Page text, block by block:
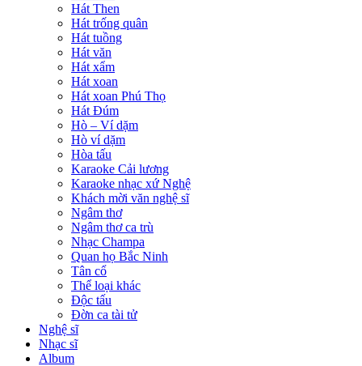
Hát Then
Hát trống quân
Hát tuồng
Hát văn
Hát xẩm
Hát xoan
Hát xoan Phú Thọ
Hát Đúm
Hò – Ví dặm
Hò ví dặm
Hòa tấu
Karaoke Cải lương
Karaoke nhạc xứ Nghệ
Khách mời văn nghệ sĩ
Ngâm thơ
Ngâm thơ ca trù
Nhạc Champa
Quan họ Bắc Ninh
Tân cổ
Thể loại khác
Độc tấu
Đờn ca tài tử
Nghệ sĩ
Nhạc sĩ
Album